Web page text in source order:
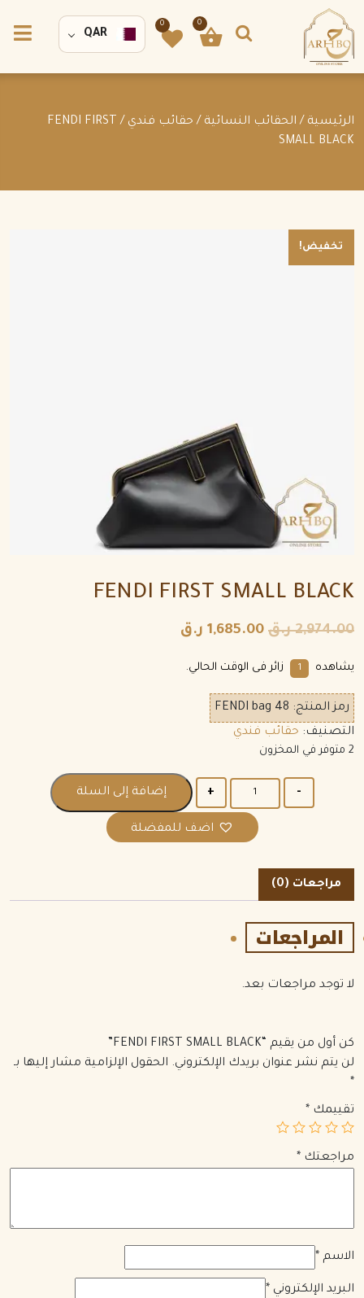
0
0
QAR
الرئيسية / الحقائب النسائية / حقائب فندي
/ FENDI FIRST
SMALL BLACK
تخفيض!
FENDI FIRST SMALL BLACK
2,974.00 ر.ق 1,685.00 ر.ق
يشاهده 1 زائر فى الوقت الحالي.
رمز المنتج: FENDI bag 48
التصنيف: حقائب فندي
2 متوفر في المخزون
إضافة إلى السلة
اضف للمفضلة
مراجعات (0)
المراجعات
لا توجد مراجعات بعد.
كن أول من يقيم “FENDI FIRST SMALL BLACK”
لن يتم نشر عنوان بريدك الإلكتروني. الحقول الإلزامية مشار إليها بـ
*
تقييمك *
مراجعتك *
الاسم *
البريد الإلكتروني *